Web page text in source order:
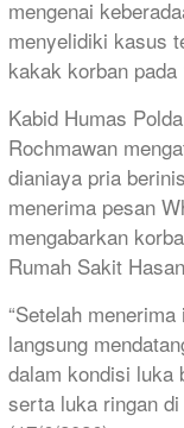
mengenai
menyelidiki kasus
kakak korban
Kabid Humas
Rochmawan
dianiaya pria
menerima pesan
mengabarkan
Rumah Sakit
“Setelah
langsung
dalam kondisi luka
serta luka ringan di